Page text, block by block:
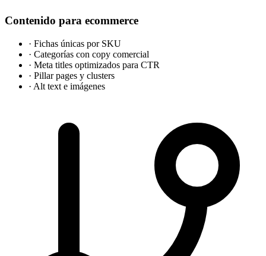
Contenido para ecommerce
· Fichas únicas por SKU
· Categorías con copy comercial
· Meta titles optimizados para CTR
· Pillar pages y clusters
· Alt text e imágenes